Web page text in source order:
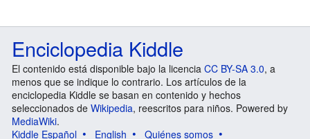
Enciclopedia Kiddle
El contenido está disponible bajo la licencia CC BY-SA 3.0, a
menos que se indique lo contrario. Los artículos de la
enciclopedia Kiddle se basan en contenido y hechos
seleccionados de Wikipedia, reescritos para niños. Powered by
MediaWiki.
Kiddle Español
English Quiénes somos